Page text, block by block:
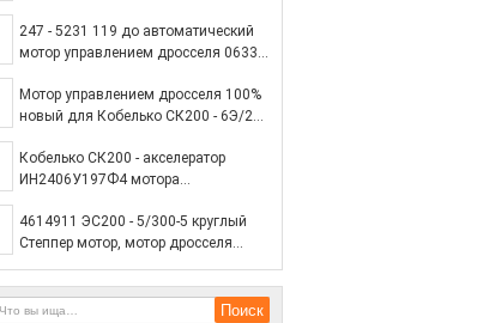
247 - 5231 119 до автоматический
мотор управлением дросселя 0633
Мотор управлением дросселя 100%
новый для Кобелько СК200 - 6Э/230
Кобелько СК200 - акселератор
ИН2406У197Ф4 мотора
4614911 ЭС200 - 5/300-5 круглый
Степпер мотор, мотор дросселя